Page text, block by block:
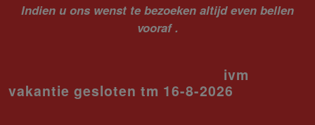
Indien u ons wenst te bezoeken altijd even bellen
vooraf .
ivm
vakantie gesloten tm 16-8-2026